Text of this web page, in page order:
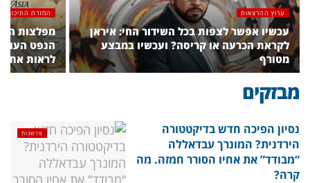
ערוץ ההרצאות
עכשיו אפשר לצפות בכל השידור החי: איראן
לקראת הכרעה או קריסה? ועכשיו במבצע
מטורף
המזרח התיכון
מפלצות
הנפט
לראות את
מבזקים
פרשנות
נסיון הפיכה חדש בדיקטטורה
הירדנית? המונרך עבדאללה
“מבודד” את אחיו הסורר חמזה. מה
קרה?